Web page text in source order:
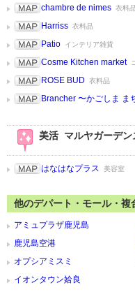
chambre de nimes 衣料
Harriss 衣料品
Patio
インテリア雑貨
Cosme Kitchen market
ROSE BUD
衣料品
Brancher 〜かごしま ま
美活 マルヤガーデン
はなはなプラス 美容室
他のデパート・モール・複
アミュプラザ鹿児島
鹿児島空港
オプシアミスミ
イオンタウン姶良